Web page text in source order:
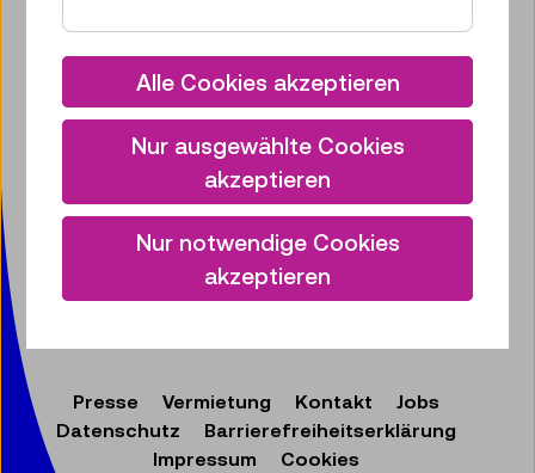
Zum Newsletter anmelden
Facebook
Instagram
Pinterest
YouTube
LinkedIn
Bluesky
Technisches Museum Wien
mit Österreichischer Mediathek
1140 Wien
+ 43 1 899 98-0
Presse Vermietung Kontakt
Jobs
Datenschutz
Barrierefreiheitserklärung
Impressum
Cookies
Alle Cookies akzeptieren
Nur ausgewählte Cookies
akzeptieren
Nur notwendige Cookies
akzeptieren